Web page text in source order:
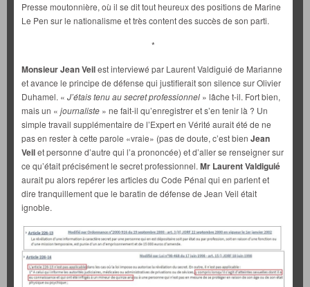
Presse moutonnière, où il se dit tout heureux des positions de Marine
Le Pen sur le nationalisme et très content des succès de son parti.
*
Monsieur Jean Veilest interviewé par Laurent Valdiguié de Marianne
et avance le principe de défense qui justifierait son silence sur Olivier
Duhamel. « J’étais tenu au secret professionnel » lâche t-il. Fort bien,
mais un « journaliste » ne fait-il qu’enregistrer et s’en tenir là ? Un
simple travail supplémentaire de l’Expert en Vérité aurait été de ne
pas en rester à cette parole «vraie» (pas de doute, c’est bien Jean
Veilet personne d’autre qui l’a prononcée) et d’aller se renseigner sur
ce qu’était précisément le secret professionnel. Mr Laurent Valdiguié
aurait pu alors repérer les articles du Code Pénal qui en parlent et
dire tranquillement que le baratin de défense de Jean Veil était
ignoble.